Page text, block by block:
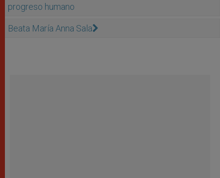
progreso humano
Beata María Anna Sala